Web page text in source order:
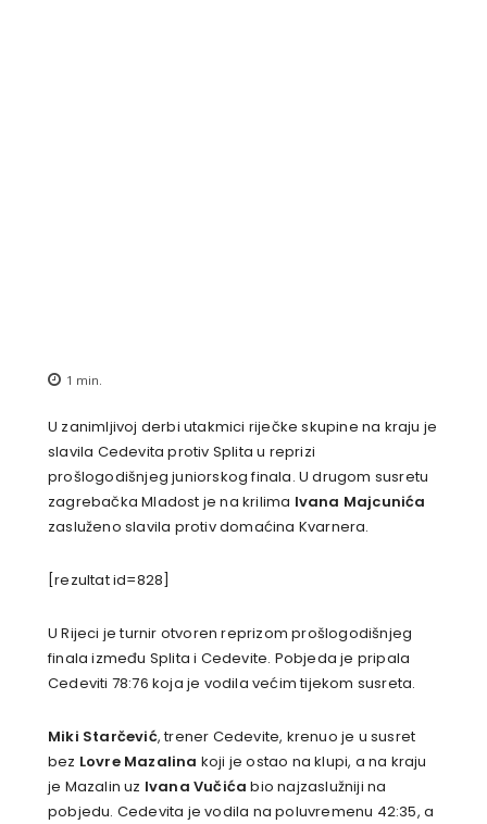
1 min.
U zanimljivoj derbi utakmici riječke skupine na kraju je
slavila Cedevita protiv Splita u reprizi
prošlogodišnjeg juniorskog finala. U drugom susretu
zagrebačka Mladost je na krilima Ivana Majcunića
zasluženo slavila protiv domaćina Kvarnera.
[rezultat id=828]
U Rijeci je turnir otvoren reprizom prošlogodišnjeg
finala između Splita i Cedevite. Pobjeda je pripala
Cedeviti 78:76 koja je vodila većim tijekom susreta.
Miki Starčević, trener Cedevite, krenuo je u susret
bez Lovre Mazalina koji je ostao na klupi, a na kraju
je Mazalin uz Ivana Vučića bio najzaslužniji na
pobjedu. Cedevita je vodila na poluvremenu 42:35, a